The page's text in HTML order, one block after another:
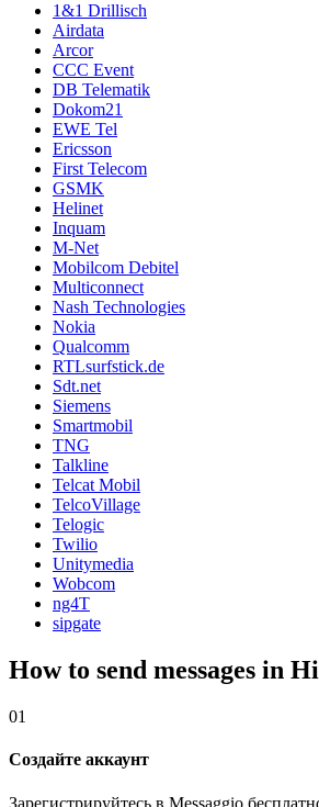
1&1 Drillisch
Airdata
Arcor
CCC Event
DB Telematik
Dokom21
EWE Tel
Ericsson
First Telecom
GSMK
Helinet
Inquam
M-Net
Mobilcom Debitel
Multiconnect
Nash Technologies
Nokia
Qualcomm
RTLsurfstick.de
Sdt.net
Siemens
Smartmobil
TNG
Talkline
Telcat Mobil
TelcoVillage
Telogic
Twilio
Unitymedia
Wobcom
ng4T
sipgate
How to send messages in
01
Создайте аккаунт
Зарегистрируйтесь в Messaggio